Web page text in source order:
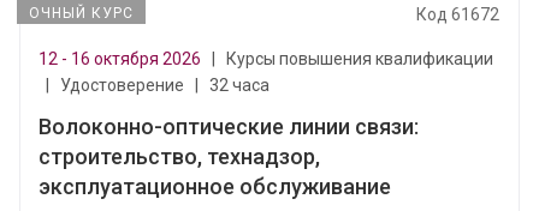
ОЧНЫЙ КУРС Код 61672
12 - 16 октября 2026
Курсы повышения квалификации
Удостоверение 32 часа
Волоконно-оптические линии связи:
строительство, технадзор,
эксплуатационное обслуживание